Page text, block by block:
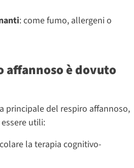
: come fumo, allergeni o
affannoso è dovuto
principale del respiro affannoso,
utili:
la terapia cognitivo-